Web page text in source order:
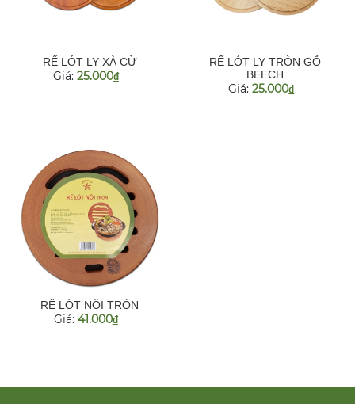
RẾ LÓT LY XÀ CỪ
Giá: 25.000đ
RẾ LÓT LY TRÒN GỖ
BEECH
Giá:25.000đ
RẾ LÓT NỐI TRÒN
Giá: 41.000đ